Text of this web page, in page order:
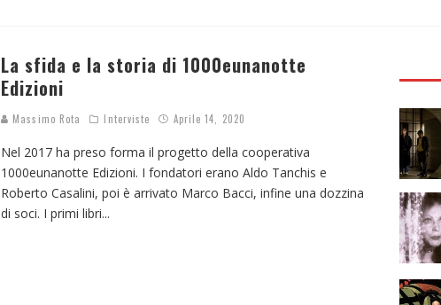
La sfida e la storia di 1000eunanotte
Edizioni
Massimo Rota Interviste Aprile 14, 2020
Nel 2017 ha preso forma il progetto della cooperativa
1000eunanotte Edizioni. I fondatori erano Aldo Tanchis e
Roberto Casalini, poi è arrivato Marco Bacci, infine una dozzina
di soci. I primi libri...